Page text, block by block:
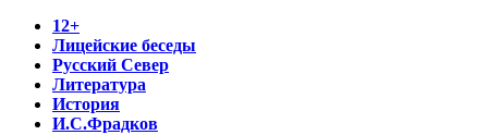
12+
Лицейские беседы
Русский Север
Литература
История
И.С.Фрадков